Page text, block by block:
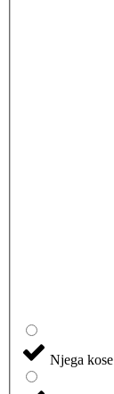
Njega kose